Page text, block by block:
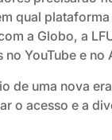
qual
a Globo, a
YouTube e no
de uma nova
o acesso e a